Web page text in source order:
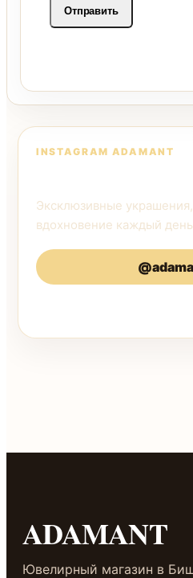
INSTAGRAM ADAMANT
Эксклюзивные
вдохновение каждый
ADAMANT
Ювелирный магазин в